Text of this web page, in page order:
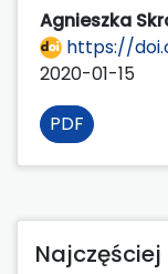
Agnieszka
https://
2020-01-15
PDF